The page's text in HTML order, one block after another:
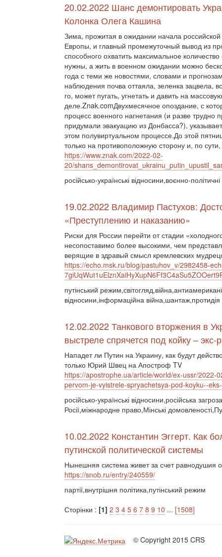
20.02.2022 Шанс демонтировать
Колонка Олега Кашина
Зима, прожитая в ожидании начала
Европы, и главный промежуточный вывод из
способного охватить максимальное
нужны, а жить в военном ожидании можно
года с теми же новостями, словами и
наблюдения почва оттаяла, зеленка зацвела,
го, может пугать, угнетать и давить на
деле.Znak.comДвухмесячное опоздание, с
процесс военного нагнетания (и разве
придумали эвакуацию из Донбасса?),
этом полувиртуальном процессе.До этой
только на противоположную сторону и, по
https://www.znak.com/2022-02-
20/
російсько-українські відносини,воєнно-
19.02.2022 Владимир Пастухов:
«Преступлению и наказанию»
Риски для России перейти от стадии
несопоставимо более высокими, чем
верящие в здравый смысл кремлевских
https://echo.msk.ru/blog/pastuhov_v/2982458-
путінський
відносини,інформаційна
12.02.2022 Танкового вторжения в
выстреле спрячется под койку – экс-
Нападет ли Путин на Украину, как будут
только Юрий Швец на Апостроф TV
https://apostrophe.ua/article/world/ex-ussr/
pervom-je-vyistrele-spryachetsya-pod-koyku--
російсько-українські відносини,російська
Росії,міжнародне право,Мінські
10.02.2022 Константин Эггерт. Как
путинской политической системы
Нынешняя система живет за счет равнодушия
https://snob.ru/entry/240559/
партії,внутрішня політика,путінський режим
Сторінки : [1] 2 3 4 5 6 7 8 9 10 ... [1508]
© Copyright 2015 CRS